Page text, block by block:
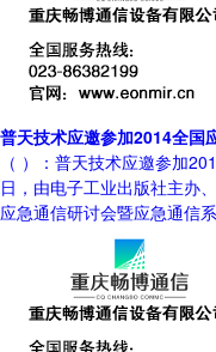
普天技术应邀参加2014全国
（ ）：普天技术应邀参加
日，由电子工业出版社主办
应急通信研讨会暨应急通信